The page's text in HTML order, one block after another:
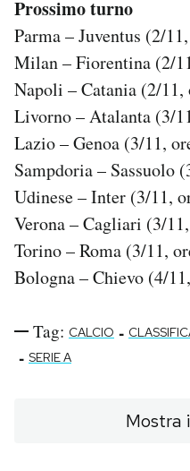
Prossimo turno
Parma – Juventus (2/
Milan – Fiorentina (2/
Napoli – Catania (2/11,
Livorno – Atalanta (3/
Lazio – Genoa (3/11,
Sampdoria – Sassuolo
Udinese – Inter (3/11,
Verona – Cagliari (3/
Torino – Roma (3/11,
Bologna – Chievo (4/
Tag: CALCIO -
- SERIE A
Mostra